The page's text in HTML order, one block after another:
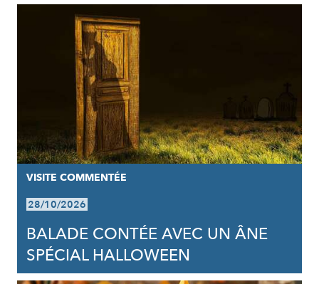
VISITE COMMENTÉE
28/10/2026
BALADE CONTÉE AVEC UN ÂNE
SPÉCIAL HALLOWEEN